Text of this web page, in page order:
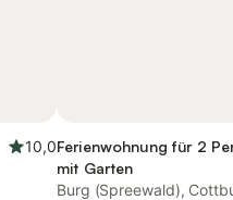
10,0Ferienwohnung für 2
mit Garten
Burg (Spreewald),